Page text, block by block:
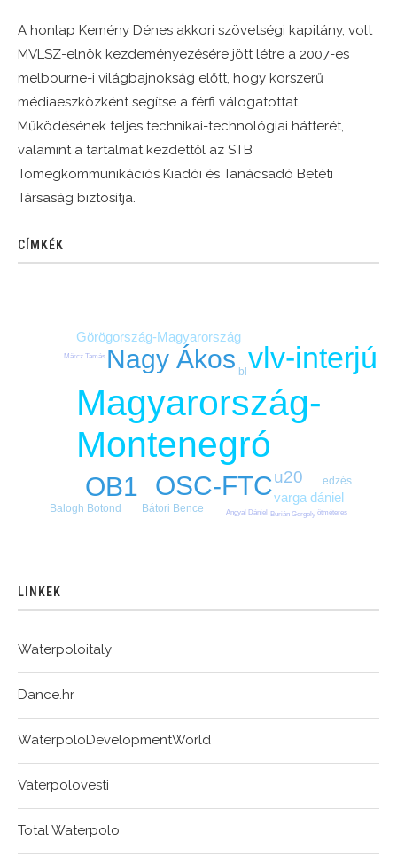
A honlap Kemény Dénes akkori szövetségi kapitány, volt
MVLSZ-elnök kezdeményezésére jött létre a 2007-es
melbourne-i világbajnokság előtt, hogy korszerű
médiaeszközként segítse a férfi válogatottat.
Működésének teljes technikai-technológiai hátterét,
valamint a tartalmat kezdettől az STB
Tömegkommunikációs Kiadói és Tanácsadó Betéti
Társaság biztosítja.
CÍMKÉK
Magyarország-
Montenegró
vlv-interjú
Nagy Ákos
OB1 OSC-FTCu20
Görögország-Magyarország
varga dániel
Balogh Botond
bl
Bátori Bence
edzés
Angyal Dániel Burián Gergely
Märcz Tamás
ötméteres
LINKEK
Waterpoloitaly
Dance.hr
WaterpoloDevelopmentWorld
Vaterpolovesti
Total Waterpolo